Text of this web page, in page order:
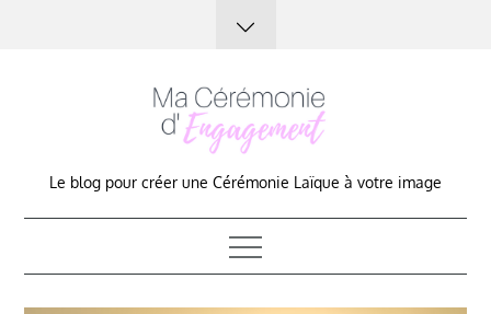
Le blog pour créer une Cérémonie Laïque à votre image